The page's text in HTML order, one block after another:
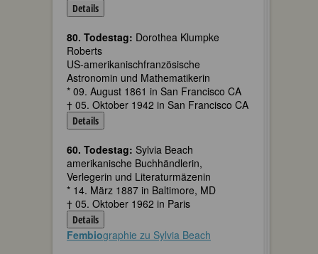
Details
80. Todestag: Dorothea Klumpke
Roberts
US-amerikanischfranzösische
Astronomin und Mathematikerin
* 09. August 1861 in San Francisco CA
† 05. Oktober 1942 in San Francisco CA
Details
60. Todestag: Sylvia Beach
amerikanische Buchhändlerin,
Verlegerin und Literaturmäzenin
* 14. März 1887 in Baltimore, MD
† 05. Oktober 1962 in Paris
Details
Fembiographie zu Sylvia Beach